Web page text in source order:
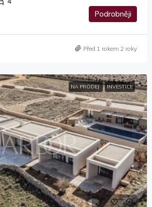
Podrobněji
Před 1 rokem 2 roky
NA PRODEJ INVESTICE